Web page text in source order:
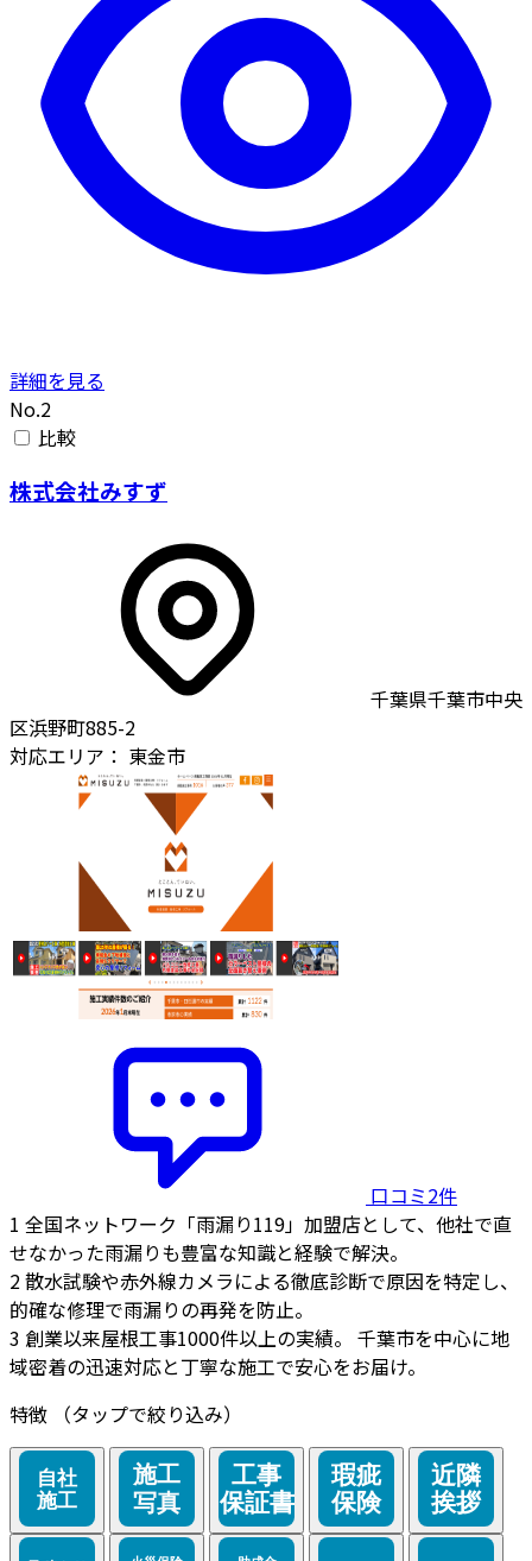
詳細を見る
No.2
比較
株式会社みすず
千葉県千葉市中央
区浜野町885-2
対応エリア： 東金市
口コミ2件
1 全国ネットワーク「雨漏り119」加盟店として、他社で直
せなかった雨漏りも豊富な知識と経験で解決。
2散水試験や赤外線カメラによる徹底診断で原因を特定し、
的確な修理で雨漏りの再発を防止。
3 創業以来屋根工事1000件以上の実績。 千葉市を中心に地
域密着の迅速対応と丁寧な施工で安心をお届け。
特徴
（タップで絞り込み）